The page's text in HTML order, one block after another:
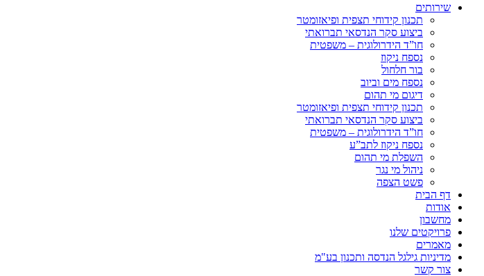
שירותים
תכנון קידוחי תצפית ופיאזומטר
ביצוע סקר הנדסאי תברואתי
חו”ד הידרולוגית – משפטית
נספח ניקוז
בור חלחול
נספח מים וביוב
דיגום מי תהום
תכנון קידוחי תצפית ופיאזומטר
ביצוע סקר הנדסאי תברואתי
חו”ד הידרולוגית – משפטית
נספח ניקוז לתב”ע
השפלת מי תהום
ניהול מי נגר
פשט הצפה
דף הבית
אודות
מחשבון
פרויקטים שלנו
מאמרים
מדיניות גילגל הנדסה ותכנון בע"מ
צור קשר